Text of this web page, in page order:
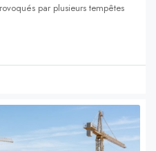
par plusieurs tempêtes